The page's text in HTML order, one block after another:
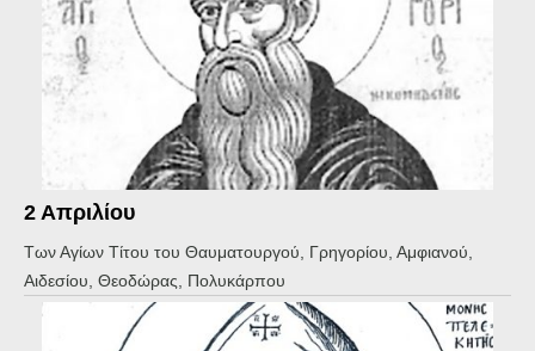
2 Απριλίου
Των Αγίων Τίτου του Θαυματουργού, Γρηγορίου, Αμφιανού,
Αιδεσίου, Θεοδώρας, Πολυκάρπου